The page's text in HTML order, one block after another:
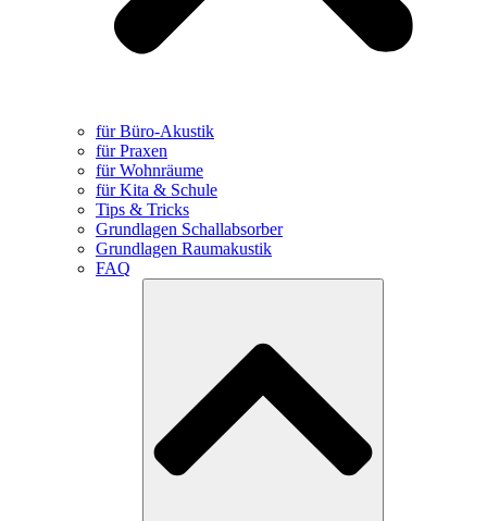
für Büro-Akustik
für Praxen
für Wohnräume
für Kita & Schule
Tips & Tricks
Grundlagen Schallabsorber
Grundlagen Raumakustik
FAQ